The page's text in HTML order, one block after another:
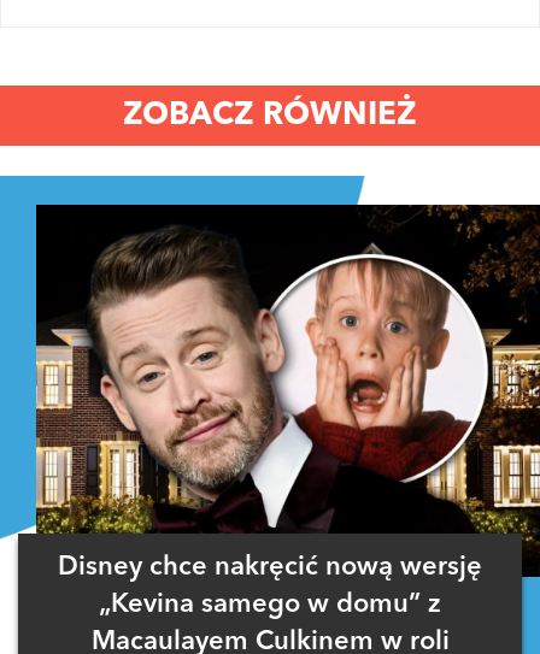
ZOBACZ RÓWNIEŻ
Disney chce nakręcić nową wersję
„Kevina samego w domu” z
Macaulayem Culkinem w roli